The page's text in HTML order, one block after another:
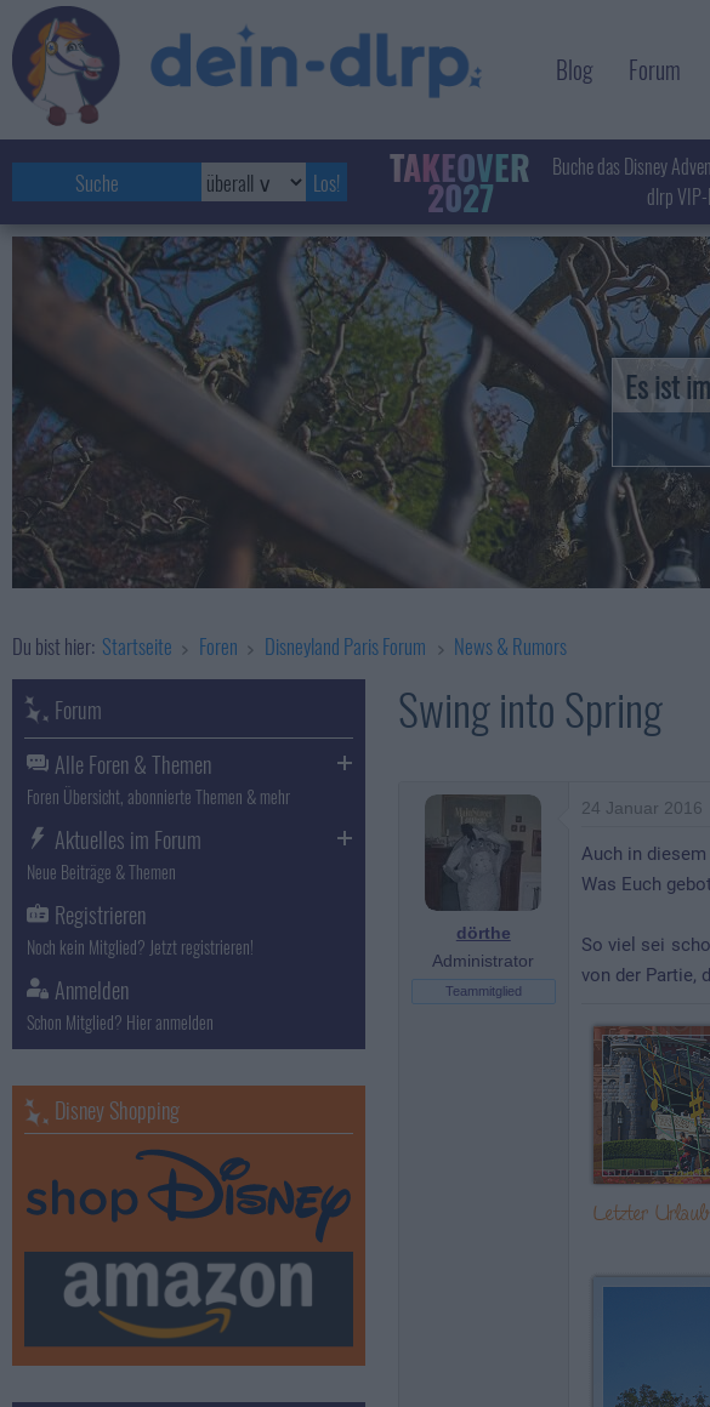
Blog Forum
TAKEOVER
2027
Buche das Disney
dlrp
Es ist
Du bist hier: Startseite Foren Disneyland Paris Forum News & Rumors
Swing into Spring
dörthe
Administrator
Teammitglied
24 Januar 2016
Auch in
Was Euch
So viel sei
von der Partie,
Forum
Alle Foren & Themen
Foren Übersicht, abonnierte Themen & mehr
Aktuelles im Forum
Neue Beiträge & Themen
Registrieren
Noch kein Mitglied? Jetzt registrieren!
Anmelden
Schon Mitglied? Hier anmelden
Disney Shopping